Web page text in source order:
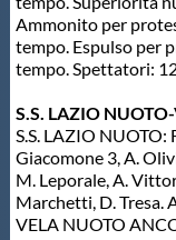
Ammonito per
tempo. Espulso per
tempo. Spettatori:
S.S. LAZIO
S.S. LAZIO NUOTO:
Giacomone 3, A.
M. Leporale, A.
Marchetti, D. Tresa.
VELA NUOTO